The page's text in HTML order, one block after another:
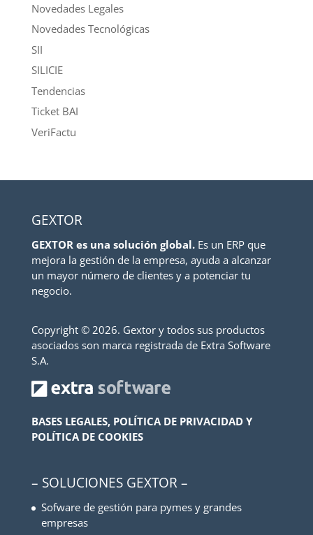
Novedades Legales
Novedades Tecnológicas
SII
SILICIE
Tendencias
Ticket BAI
VeriFactu
GEXTOR
GEXTOR es una solución global.Es un ERP que
mejora la gestión de la empresa, ayuda a alcanzar
un mayor número de clientes y a potenciar tu
negocio.
Copyright © 2026. Gextor y todos sus productos
asociados son marca registrada de Extra Software
S.A.
BASES LEGALES, POLÍTICA DE PRIVACIDAD Y
POLÍTICA DE COOKIES
– SOLUCIONES GEXTOR –
Sofware de gestión para pymes y grandes
empresas